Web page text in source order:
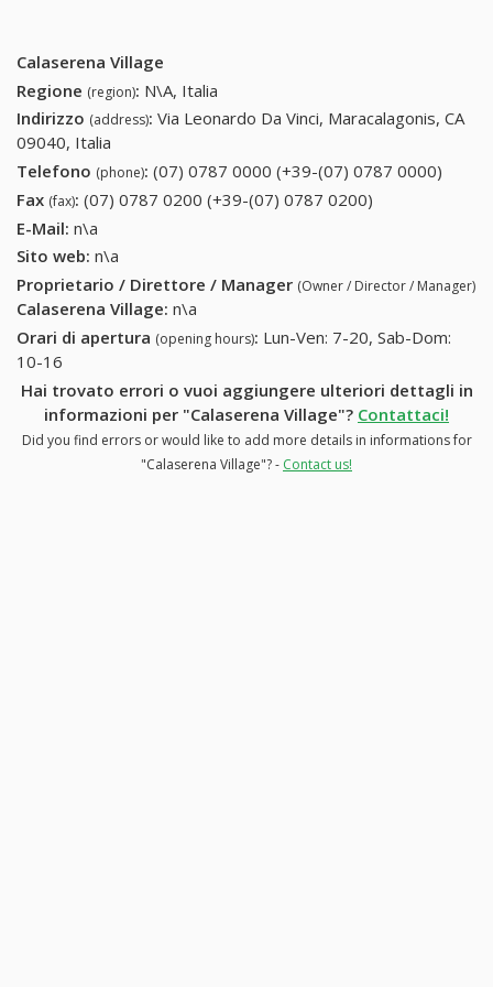
Calaserena Village
Regione (region): N\A, Italia
Indirizzo (address): Via Leonardo Da Vinci, Maracalagonis, CA
09040, Italia
Telefono (phone): (07) 0787 0000 (+39-(07) 0787 0000)
0787
Fax (fax): (07) 0787 0200 (+39-(07) 0787 0200)
E-Mail: n\a
Sito web: n\a
Proprietario / Direttore / Manager (Owner / Director / Manager)
Calaserena Village: n\a
Orari di apertura (opening hours): Lun-Ven: 7-20, Sab-Dom:
10-16
Hai trovato errori o vuoi aggiungere ulteriori dettagli in
informazioni per "Calaserena Village"? Contattaci!
Did you find errors or would like to add more details in informations for
"Calaserena Village"? - Contact us!